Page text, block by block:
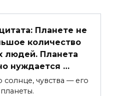
Планете не
количество
людей. Планета
нуждается …
чувства — его
планеты.